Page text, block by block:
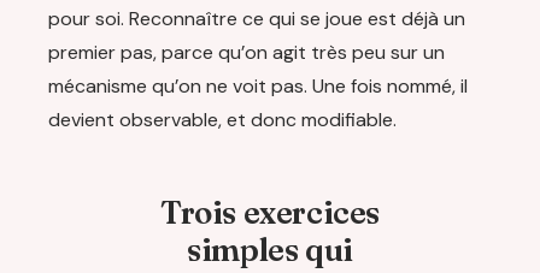
pour soi. Reconnaître ce qui se joue est déjà un
premier pas, parce qu’on agit très peu sur un
mécanisme qu’on ne voit pas. Une fois nommé, il
devient observable, et donc modifiable.
Trois exercices
simples qui